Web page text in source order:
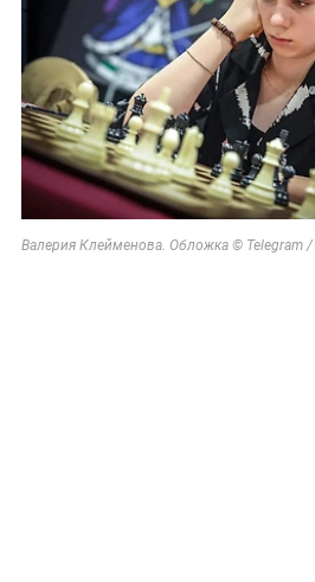
Валерия Клейменова. Обложка © Telegram /